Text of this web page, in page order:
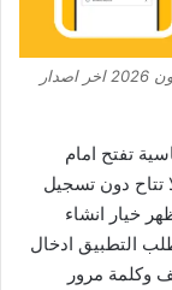
تحميل تطبيق ماكدونالدز McDonald’s للاندرويد والايفون 2026 اخر اصدار
تفتح امام
دون تسجيل
خيار انشاء
التطبيق ادخال
وكلمة مرور